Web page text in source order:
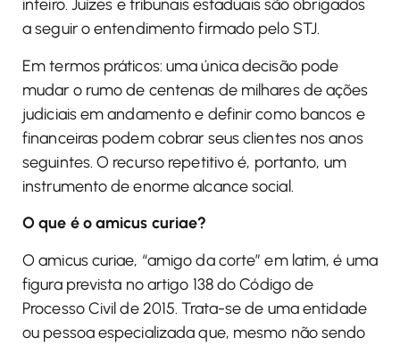
inteiro. Juízes e tribunais estaduais são obrigados
a seguir o entendimento firmado pelo STJ.
Em termos práticos: uma única decisão pode
mudar o rumo de centenas de milhares de ações
judiciais em andamento e definir como bancos e
financeiras podem cobrar seus clientes nos anos
seguintes. O recurso repetitivo é, portanto, um
instrumento de enorme alcance social.
O que é o amicus curiae?
O amicus curiae, “amigo da corte” em latim, é uma
figura prevista no artigo 138 do Código de
Processo Civil de 2015. Trata-se de uma entidade
ou pessoa especializada que, mesmo não sendo